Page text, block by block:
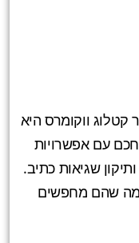
ווקומרס היא
חכם עם אפשרויות
שגיאות כתיב.
מה שהם מחפשים